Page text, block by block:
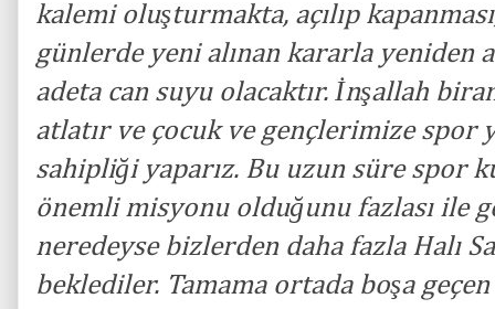
kalemi oluşturmakta, açılıp
günlerde yeni alınan kararla yeniden
adeta can suyu olacaktır. İnşallah
atlatır ve çocuk ve gençlerimize spor
sahipliği yaparız. Bu uzun süre spor
önemli misyonu olduğunu fazlası ile
neredeyse bizlerden daha fazla Halı
beklediler. Tamama ortada boşa